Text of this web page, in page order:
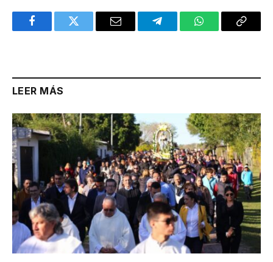
FacebookTwitter Email TelegramWhatsAppCopy
LEER MÁS